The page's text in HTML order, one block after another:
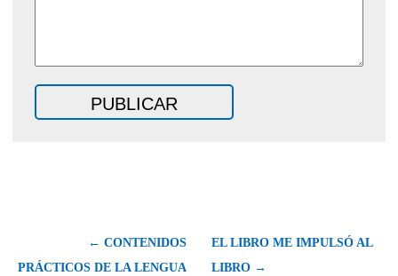
← CONTENIDOS
PRÁCTICOS DE LA LENGUA
EL LIBRO ME IMPULSÓ AL
LIBRO →